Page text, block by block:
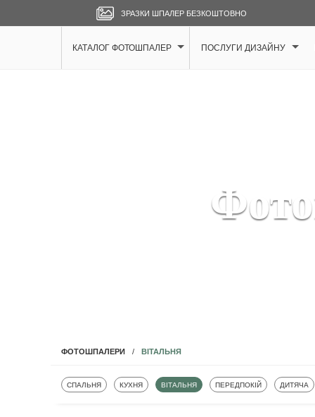
ЗРАЗКИ ШПАЛЕР БЕЗКОШТОВНО
КАТАЛОГ ФОТОШПАЛЕР ПОСЛУГИ ДИЗАЙНУ
ФОТОШПАЛЕРИ ВІТАЛЬНЯ
ФОТОШПАЛЕРИ
СПАЛЬНЯ ФОТОШПАЛЕРИ
КУХНЯ ФОТОШПАЛЕРИ
ВІТАЛЬНЯ ФОТОШПАЛЕРИ
ПЕРЕДПОКІЙ ДИТЯЧА